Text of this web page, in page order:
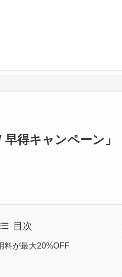
得キャンペーン」
目次
料が最大20%OFF